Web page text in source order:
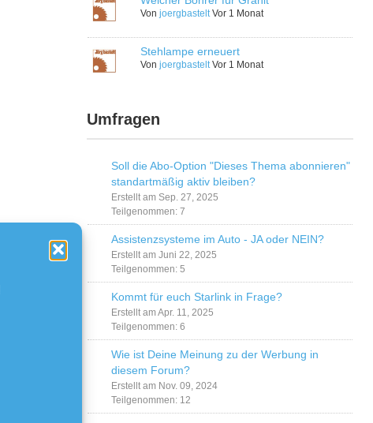
Vonjoergbastelt Vor 1 Monat
Stehlampe erneuert
Vonjoergbastelt Vor 1 Monat
Umfragen
Soll die Abo-Option "Dieses Thema abonnieren"
standartmäßig aktiv bleiben?
Erstellt am Sep. 27, 2025
Teilgenommen: 7
Assistenzsysteme im Auto - JA oder NEIN?
Erstellt am Juni 22, 2025
Teilgenommen: 5
Kommt für euch Starlink in Frage?
Erstellt am Apr. 11, 2025
Teilgenommen: 6
Wie ist Deine Meinung zu der Werbung in
diesem Forum?
Erstellt am Nov. 09, 2024
Teilgenommen: 12